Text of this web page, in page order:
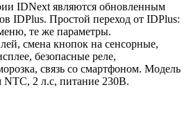
IDNext являются обновленным
IDPlus. Простой переход от IDPlus:
те же параметры.
смена кнопок на сенсорные,
безопасные реле,
связь со смартфоном. Модель
NTC, 2 л.с, питание 230В.